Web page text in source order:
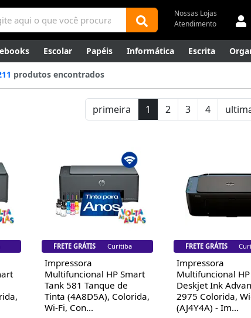
Nossas Lojas
Atendimento
Escolar Papéis Informática Escrita
Higiene Mídias Envelopes
Canetas Luxo
Outlet
produtos encontrados
primeira 1 2 3 4
FRETE GRÁTIS Florianópolis
Impressora
Multifuncional HP Smart
Tank 581 Tanque de
Tinta (4A8D5A), Colorida,
Wi-Fi, Con...
FRETE GRÁTIS
Impressora
Multifuncional HP
Deskjet Ink
2975 Colorida,
(AJ4Y4A) - Im...